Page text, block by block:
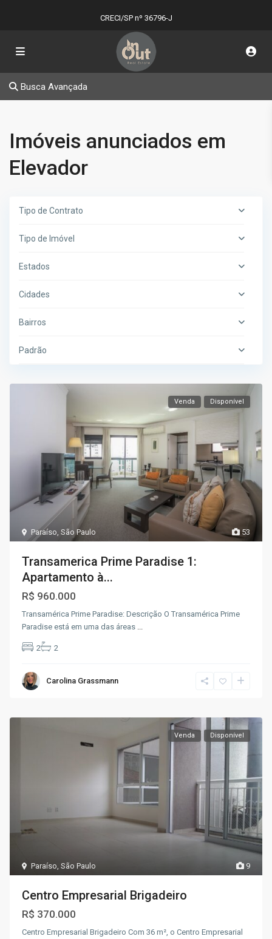
CRECI/SP nº 36796-J
Busca Avançada
Imóveis anunciados em
Elevador
Tipo de Contrato
Tipo de Imóvel
Estados
Cidades
Bairros
Padrão
53
Paraíso ,São Paulo
Venda Disponível
Transamerica Prime Paradise 1:
Apartamento à...
R$ 960.000
Transamérica Prime Paradise: Descrição O Transamérica Prime
Paradise está em uma das áreas
2 2
Carolina Grassmann
9
Paraíso ,São Paulo
Venda Disponível
Centro Empresarial Brigadeiro
R$ 370.000
Centro Empresarial Brigadeiro Com 36 m², o Centro Empresarial